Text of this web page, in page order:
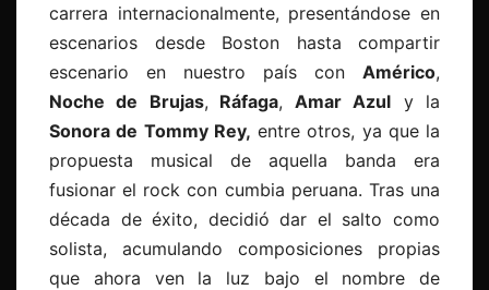
carrera internacionalmente, presentándose en
escenarios desde Boston hasta compartir
escenario en nuestro país con Américo,
Noche de Brujas, Ráfaga, Amar Azul y la
Sonora de Tommy Rey, entre otros, ya que la
propuesta musical de aquella banda era
fusionar el rock con cumbia peruana. Tras una
década de éxito, decidió dar el salto como
solista, acumulando composiciones propias
que ahora ven la luz bajo el nombre de